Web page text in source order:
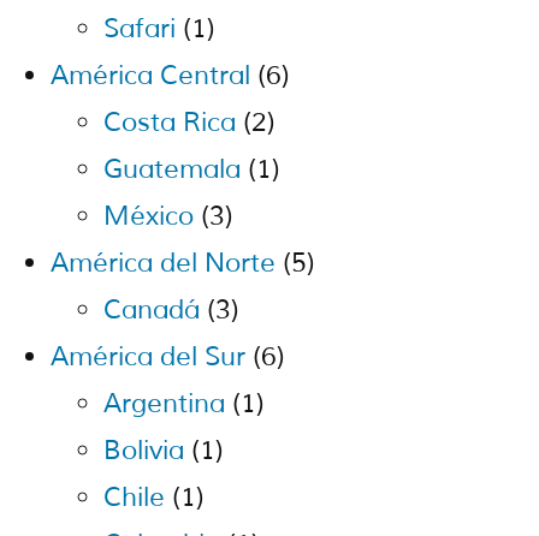
Safari (1)
América Central (6)
Costa Rica (2)
Guatemala (1)
México (3)
América del Norte (5)
Canadá (3)
América del Sur (6)
Argentina (1)
Bolivia (1)
Chile (1)